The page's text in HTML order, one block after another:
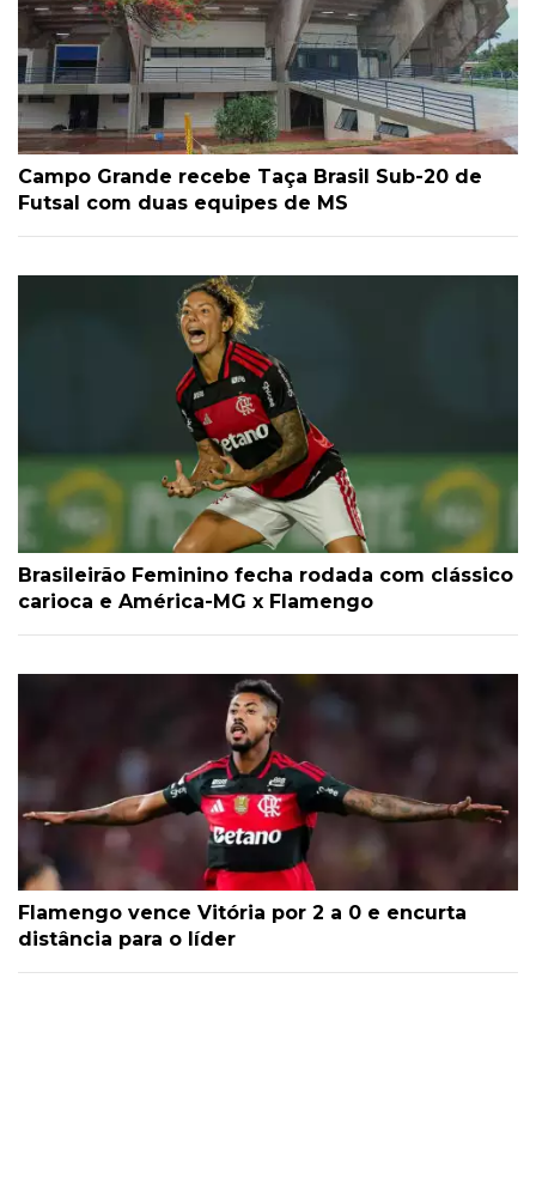
Campo Grande recebe Taça Brasil Sub-20 de
Futsal com duas equipes de MS
Brasileirão Feminino fecha rodada com clássico
carioca e América-MG x Flamengo
Flamengo vence Vitória por 2 a 0 e encurta
distância para o líder